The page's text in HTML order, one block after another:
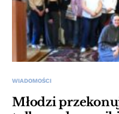
WIADOMOŚCI
Młodzi